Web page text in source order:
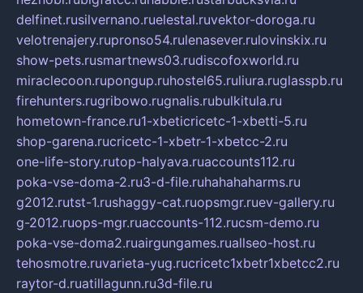
delfinet.rusilvernano.ruelestal.ruvektor-doroga.ru
velotrenajery.rupronso54.rulenasever.rulovinskix.ru
show-pets.rusmartnews03.rudiscofoxworld.ru
miraclecoon.rupongup.ruhostel65.ruliura.ruglasspb.ru
firehunters.rugribowo.rugnalis.rubulkitula.ru
hometown-france.ru1-xbeticricetc-1-xbetti-5.ru
shop-garena.rucricetc-1-xbetr-1-xbetcc-2.ru
one-life-story.rutop-halyava.ruaccounts112.ru
poka-vse-doma-2.ru3-d-file.ruhahahaharms.ru
g2012.rutst-1.rushaggy-cat.ruopsmgr.ruev-gallery.ru
g-2012.ruops-mgr.ruaccounts-112.rucsm-demo.ru
poka-vse-doma2.ruairgungames.ruallseo-host.ru
tehosmotre.ruvarieta-yug.rucricetc1xbetr1xbetcc2.ru
raytor-d.ruatillagunn.ru3d-file.ru